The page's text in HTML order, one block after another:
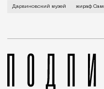
Самсон Гамлетович
Дарвиновский музей жираф